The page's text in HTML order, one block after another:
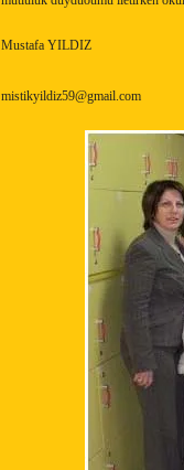
Mustafa YILDIZ
mistikyildiz59@gmail.com